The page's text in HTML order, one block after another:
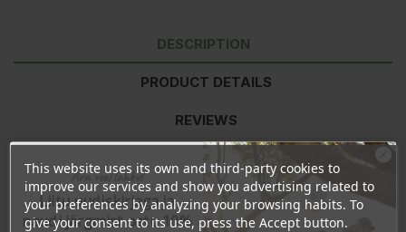
DESCRIPTION
PRODUCT DETAILS
REVIEWS
Nutritional
information
per 100ml
Energy
126kJ/30kcal
This website uses its own and third-party cookies to
improve our services and show you advertising related to
your preferences by analyzing your browsing habits. To
give your consent to its use, press the Accept button.
Ära veel lahku!
Liitu uudiskirjaga ja
naudi järgmist ostu 10%